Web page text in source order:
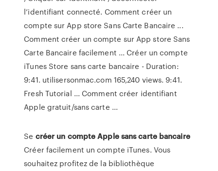
l’identifiant connecté. Comment créer un
compte sur App store Sans Carte Bancaire ...
Comment créer un compte sur App store Sans
Carte Bancaire facilement ... Créer un compte
iTunes Store sans carte bancaire - Duration:
9:41. utilisersonmac.com 165,240 views. 9:41.
Fresh Tutorial ... Comment créer identifiant
Apple gratuit/sans carte ...
Se créer un compte Apple sanscarte bancaire
Créer facilement un compte iTunes. Vous
souhaitez profitez de la bibliothèque